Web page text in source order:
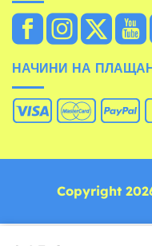
НАЧИНИ НА
Copyright